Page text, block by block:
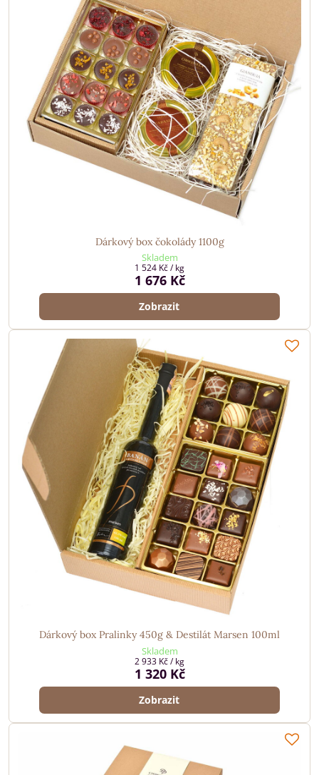
Dárkový box čokolády 1100g
Skladem
1 676 Kč
1 524 Kč/ kg
Zobrazit
Dárkový box Pralinky 450g & Destilát Marsen 100ml
Skladem
1 320 Kč
2 933 Kč/ kg
Zobrazit